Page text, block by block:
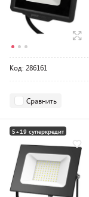
Код: 286161
Сравнить
5+19 суперкредит
Разумная цена